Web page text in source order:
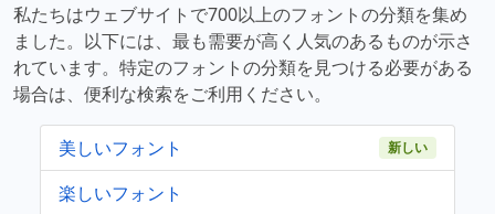
私たちはウェブサイトで700以上のフォントの分類を集め
ました。以下には、最も需要が高く人気のあるものが示さ
れています。特定のフォントの分類を見つける必要がある
場合は、便利な検索をご利用ください。
美しいフォント 新しい
楽しいフォント